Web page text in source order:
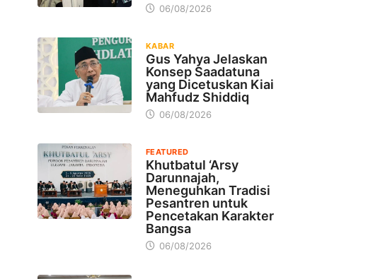
06/08/2026
KABAR
Gus Yahya Jelaskan
Konsep Saadatuna
yang Dicetuskan Kiai
Mahfudz Shiddiq
06/08/2026
FEATURED
Khutbatul ‘Arsy
Darunnajah,
Meneguhkan Tradisi
Pesantren untuk
Pencetakan Karakter
Bangsa
06/08/2026